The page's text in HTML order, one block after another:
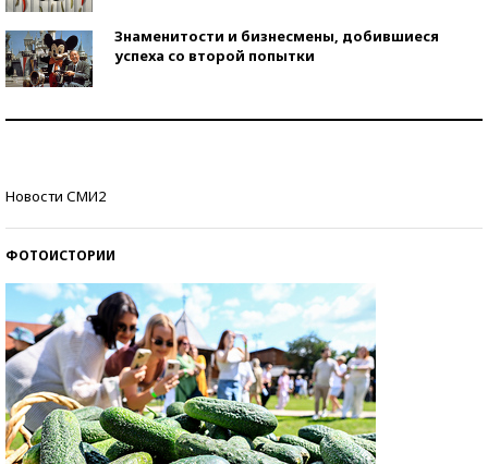
Знаменитости и бизнесмены, добившиеся
успеха со второй попытки
Новости СМИ2
ФОТОИСТОРИИ